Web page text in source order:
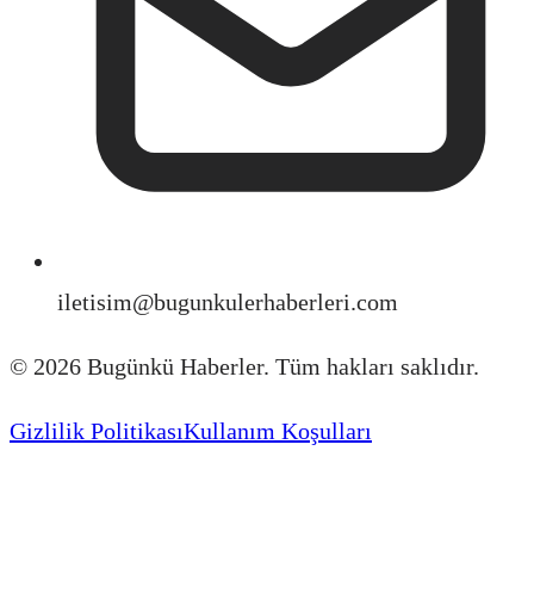
iletisim@bugunkulerhaberleri.com
© 2026 Bugünkü Haberler. Tüm hakları saklıdır.
Gizlilik PolitikasıKullanım Koşulları